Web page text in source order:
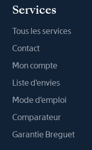
Services
Tous les services
Contact
Mon compte
Liste d'envies
Mode d'emploi
Comparateur
Garantie Breguet